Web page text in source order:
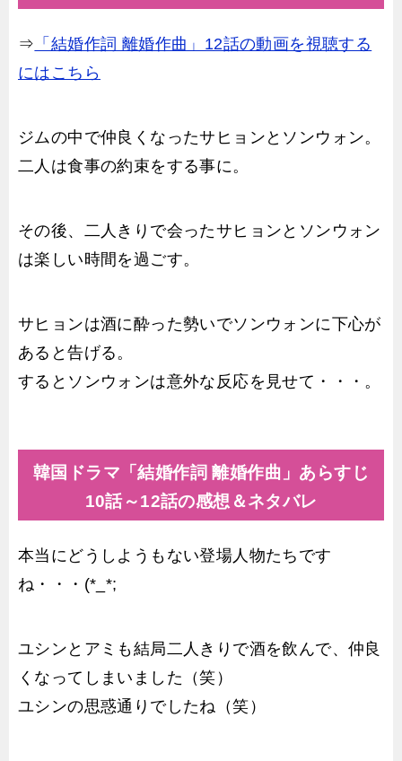
⇒ 「結婚作詞 離婚作曲」12話の動画を視聴する
にはこちら
ジムの中で仲良くなったサヒョンとソンウォン。
二人は食事の約束をする事に。
その後、二人きりで会ったサヒョンとソンウォン
は楽しい時間を過ごす。
サヒョンは酒に酔った勢いでソンウォンに下心が
あると告げる。
するとソンウォンは意外な反応を見せて・・・。
韓国ドラマ「結婚作詞 離婚作曲」あらすじ
10話～12話の感想＆ネタバレ
本当にどうしようもない登場人物たちです
ね・・・(*_*;
ユシンとアミも結局二人きりで酒を飲んで、仲良
くなってしまいました（笑）
ユシンの思惑通りでしたね（笑）